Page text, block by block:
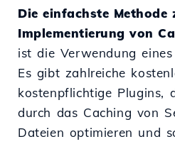
Die einfachste Methode
Implementierung von
ist die Verwendung
Es gibt zahlreiche
kostenpflichtige Plugins,
durch das Caching von
Dateien optimieren und